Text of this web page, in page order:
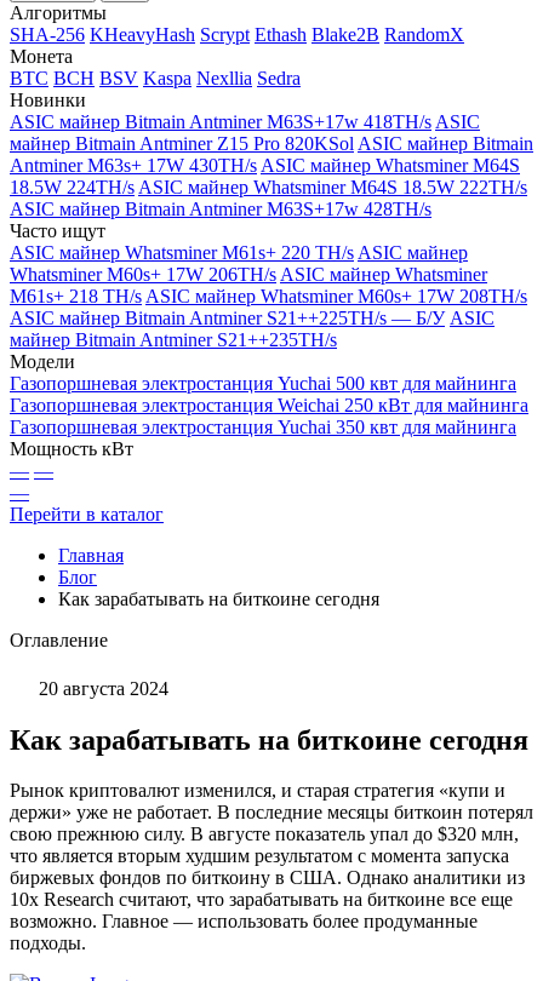
Алгоритмы
SHA-256 KHeavyHash Scrypt Ethash Blake2B RandomX
Монета
BTC BCH BSV Kaspa Nexllia Sedra
Новинки
ASIC майнер Bitmain Antminer M63S+17w 418TH/s ASIC
майнер Bitmain Antminer Z15 Pro 820KSol ASIC майнер Bitmain
Antminer M63s+ 17W 430TH/s ASIC майнер Whatsminer M64S
18.5W 224TH/s ASIC майнер Whatsminer M64S 18.5W 222TH/s
ASIC майнер Bitmain Antminer M63S+17w 428TH/s
Часто ищут
ASIC майнер Whatsminer M61s+ 220 TH/s ASIC майнер
Whatsminer M60s+ 17W 206TH/s ASIC майнер Whatsminer
M61s+ 218 TH/s ASIC майнер Whatsminer M60s+ 17W 208TH/s
ASIC майнер Bitmain Antminer S21++225TH/s — Б/У ASIC
майнер Bitmain Antminer S21++235TH/s
Модели
Газопоршневая электростанция Yuchai 500 квт для майнинга
Газопоршневая электростанция Weichai 250 кВт для майнинга
Газопоршневая электростанция Yuchai 350 квт для майнинга
Мощность кВт
— —
—
Перейти в каталог
Главная
Блог
Как зарабатывать на биткоине сегодня
Оглавление
20 августа 2024
Как зарабатывать на биткоине сегодня
Рынок криптовалют изменился, и старая стратегия «купи и
держи» уже не работает. В последние месяцы биткоин потерял
свою прежнюю силу. В августе показатель упал до $320 млн,
что является вторым худшим результатом с момента запуска
биржевых фондов по биткоину в США. Однако аналитики из
10x Research считают, что зарабатывать на биткоине все еще
возможно. Главное — использовать более продуманные
подходы.